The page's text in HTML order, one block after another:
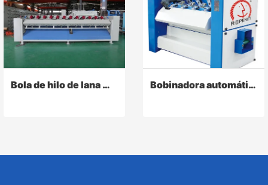
Bola de hilo de lana Máquina de bobinado Bobinadora automática de bolas